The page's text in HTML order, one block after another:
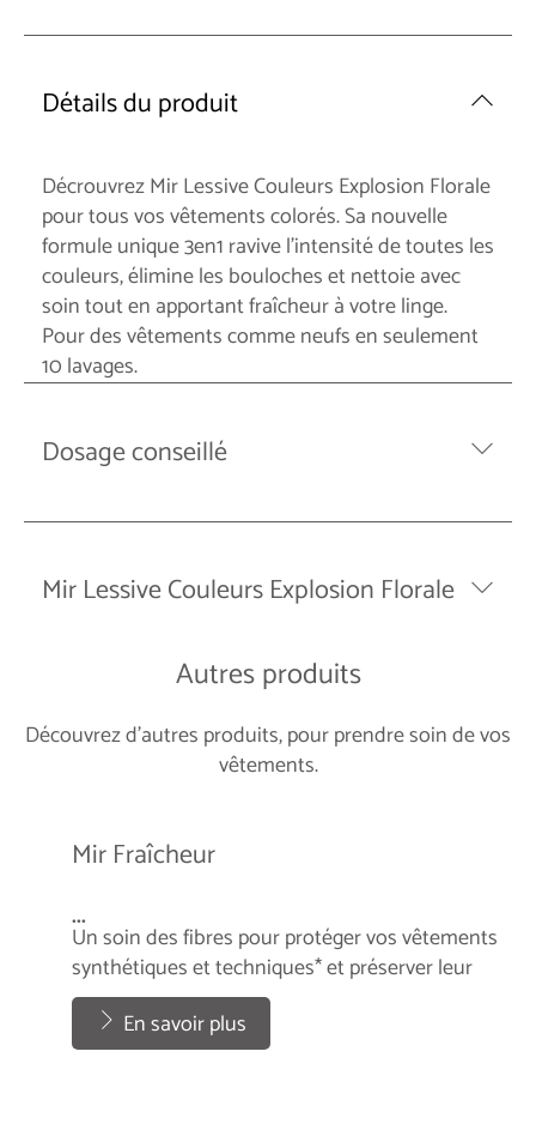
Détails du produit
Décrouvrez Mir Lessive Couleurs Explosion Florale
pour tous vos vêtements colorés. Sa nouvelle
formule unique 3en1 ravive l'intensité de toutes les
couleurs, élimine les bouloches et nettoie avec
soin tout en apportant fraîcheur à votre linge.
Pour des vêtements comme neufs en seulement
10 lavages.
Dosage conseillé
Mir Lessive Couleurs Explosion Florale
Autres produits
Découvrez d'autres produits, pour prendre soin de vos
vêtements.
Mir Fraîcheur
...
Un soin des fibres pour protéger vos vêtements
synthétiques et techniques* et préserver leur
élasticité.
...
En savoir plus